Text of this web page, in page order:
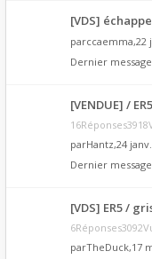
[VDS]
parccaemma,22
Dernier
[VENDUE] /
parHantz,24
Dernier
[VDS] ER5 /
parTheDuck,17